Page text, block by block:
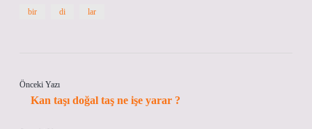
bir di lar
Önceki Yazı
Kan taşı doğal taş ne işe yarar ?